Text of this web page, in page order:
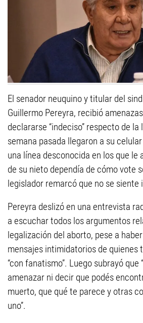
El senador neuquino y titular del
Guillermo Pereyra, recibió
declararse “indeciso” respecto de la
semana pasada llegaron a su
una línea desconocida en los que le
de su nieto dependía de cómo vote
legislador remarcó que no se siente
Pereyra deslizó en una entrevista
a escuchar todos los argumentos
legalización del aborto, pese a
mensajes intimidatorios de quienes
“con fanatismo”. Luego subrayó que
amenazar ni decir que podés
muerto, que qué te parece y otras
uno”.